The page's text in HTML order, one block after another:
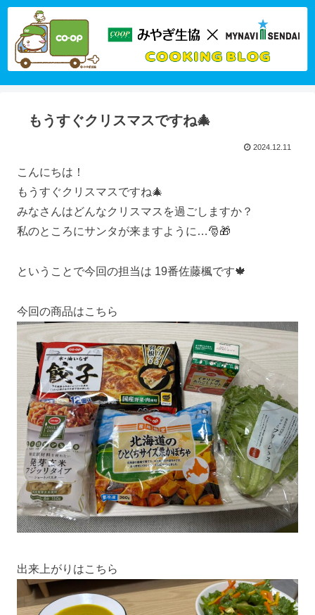
もうすぐクリスマスですね🎄
2024.12.11
こんにちは！
もうすぐクリスマスですね🎄
みなさんはどんなクリスマスを過ごしますか？
私のところにサンタが来ますように…🎅🎁
ということで今回の担当は 19番佐藤楓です🍁
今回の商品はこちら
出来上がりはこちら